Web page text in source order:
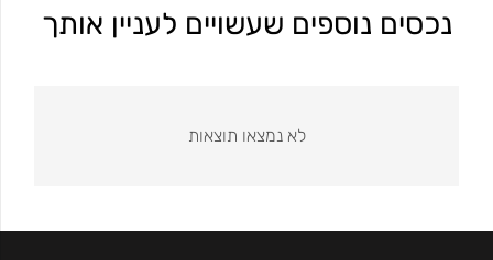
נכסים נוספים שעשויים לעניין אותך
לא נמצאו תוצאות